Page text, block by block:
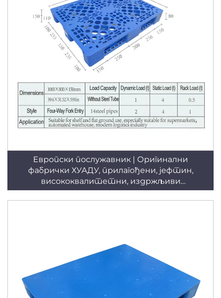
Европски послужавник | Оригинални
фабрички ХУАДУ, прилагођени, јефтин,
висококвалитетни, издржљиви
индустријски, четворосмерни, складишни,
равна приземна употреба, мрежна